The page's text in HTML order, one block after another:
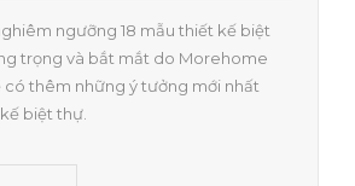
ngưỡng 18 mẫu thiết kế biệt
trọng và bắt mắt do Morehome
có thêm những ý tưởng mới nhất
biệt thự.